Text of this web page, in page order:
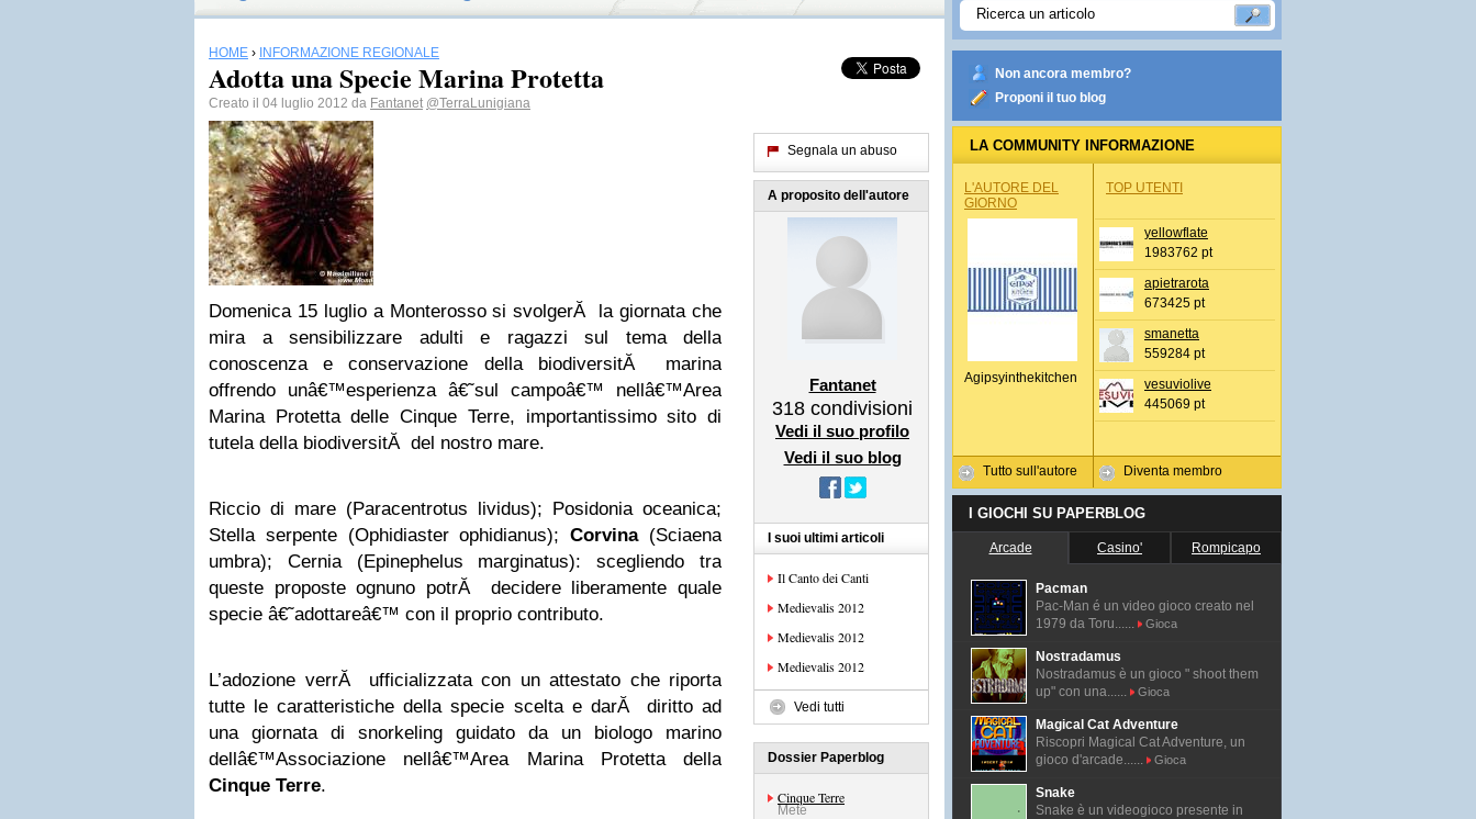
HOME › INFORMAZIONE REGIONALE
Adotta una Specie Marina Protetta
Creato il 04 luglio 2012 da Fantanet @TerraLunigiana
Domenica 15 luglio a Monterosso si svolgerĂ la giornata che
mira a sensibilizzare adulti e ragazzi sul tema della
conoscenza e conservazione della biodiversitĂ marina
offrendo unâ€™esperienza â€˜sul campoâ€™ nellâ€™Area
Marina Protetta delle Cinque Terre, importantissimo sito di
tutela della biodiversitĂ del nostro mare.
Riccio di mare (Paracentrotus lividus); Posidonia oceanica;
Stella serpente (Ophidiaster ophidianus);Corvina(Sciaena
umbra); Cernia (Epinephelus marginatus): scegliendo tra
queste proposte ognuno potrĂ decidere liberamente quale
specie â€˜adottareâ€™ con il proprio contributo.
L’adozione verrĂ ufficializzata con un attestato che riporta
tutte le caratteristiche della specie scelta e darĂ diritto ad
una giornata di snorkeling guidato da un biologo marino
dellâ€™Associazione nellâ€™Area Marina Protetta della
Cinque Terre.
Segnala un abuso
A proposito dell'autore
Fantanet
318 condivisioni
Vedi il suo profilo
Vedi il suo blog
I suoi ultimi articoli
Il Canto dei Canti
Medievalis 2012
Medievalis 2012
Medievalis 2012
Vedi tutti
Dossier Paperblog
Cinque Terre
Mete
Non ancora membro?
Proponi il tuo blog
LA COMMUNITY INFORMAZIONE
REGIONALE
L'AUTORE DEL
GIORNO
Agipsyinthekitchen
Tutto sull'autore
TOP UTENTI
yellowflate
1983762 pt
apietrarota
673425 pt
smanetta
559284 pt
vesuviolive
445069 pt
Diventa membro
I GIOCHI SU PAPERBLOG
Arcade Casino' Rompicapo
Pacman
Pac-Man é un video gioco creato nel
1979 da Toru......
Gioca
Nostradamus
Nostradamus è un gioco " shoot them
up" con una......
Gioca
Magical Cat Adventure
Riscopri Magical Cat Adventure, un
gioco d'arcade......
Gioca
Snake
Snake è un videogioco presente in